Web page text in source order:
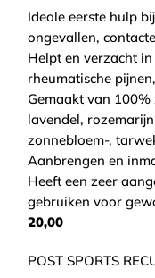
Ideale eerste hulp
ongevallen,
Helpt en verzacht
rheumatische
Gemaakt van
lavendel,
zonnebloem-,
Aanbrengen en
Heeft een zeer
gebruiken voor
20,00
POST SPORTS